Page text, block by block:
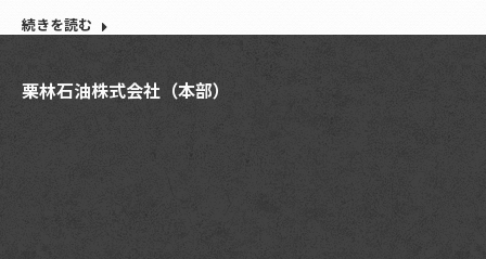
続きを読む
栗林石油株式会社（本部）